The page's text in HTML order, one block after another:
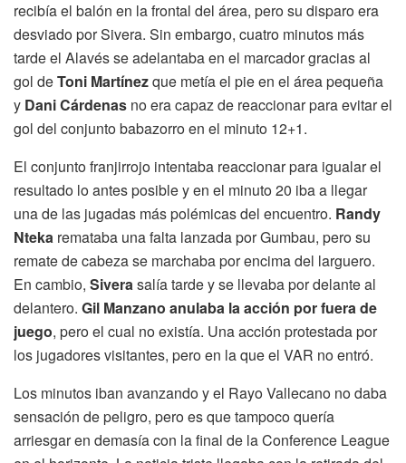
recibía el balón en la frontal del área, pero su disparo era
desviado por Sivera. Sin embargo, cuatro minutos más
tarde el Alavés se adelantaba en el marcador gracias al
gol deToni Martínezque metía el pie en el área pequeña
y Dani Cárdenas no era capaz de reaccionar para evitar el
gol del conjunto babazorro en el minuto 12+1.
El conjunto franjirrojo intentaba reaccionar para igualar el
resultado lo antes posible y en el minuto 20 iba a llegar
una de las jugadas más polémicas del encuentro. Randy
Nteka remataba una falta lanzada por Gumbau, pero su
remate de cabeza se marchaba por encima del larguero.
En cambio, Siverasalía tarde y se llevaba por delante al
delantero. Gil Manzano anulaba la acción por fuera de
juego, pero el cual no existía. Una acción protestada por
los jugadores visitantes, pero en la que el VAR no entró.
Los minutos iban avanzando y el Rayo Vallecano no daba
sensación de peligro, pero es que tampoco quería
arriesgar en demasía con la final de la Conference League